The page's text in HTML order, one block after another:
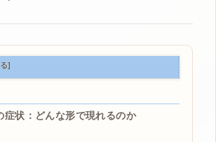
症状：どんな形で現れるのか